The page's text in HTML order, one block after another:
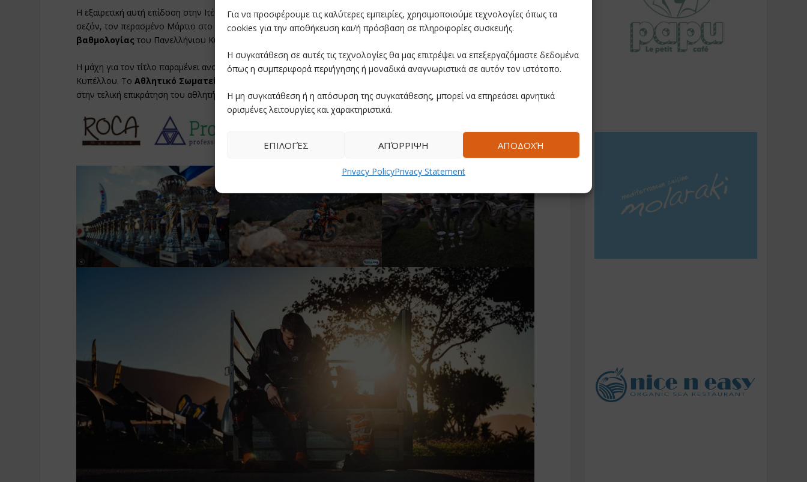
Για να προσφέρουμε τις καλύτερες εμπειρίες, χρησιμοποιούμε τεχνολογίες όπως τα
cookies για την αποθήκευση και/ή πρόσβαση σε πληροφορίες συσκευής.
Η συγκατάθεση σε αυτές τις τεχνολογίες θα μας επιτρέψει να επεξεργαζόμαστε δεδομένα
όπως η συμπεριφορά περιήγησης ή μοναδικά αναγνωριστικά σε αυτόν τον ιστότοπο.
Η μη συγκατάθεση ή η απόσυρση της συγκατάθεσης, μπορεί να επηρεάσει αρνητικά
ορισμένες λειτουργίες και χαρακτηριστικά.
ΑΠΟΔΟΧΉ
ΑΠΌΡΡΙΨΗ
ΕΠΙΛΟΓΈΣ
Privacy PolicyPrivacy Statement
Η εξαιρετική αυτή επίδοση στην Ιτέα, σε συνδυασμό με την 3η θέση που είχε εξασφαλίσει στον πρώτο αγώνα της
σεζόν, τον περασμένο Μάρτιο στο Κρυονέρι, φέρνει πλέον τονΜιχάλη Παπουτσάστηνπρώτη θέση της
βαθμολογίας του Πανελλήνιου Κυπέλλου Trail Ride.
Η μάχη για τον τίτλο παραμένει ανοιχτή, καθώς εκκρεμούν ακόμη δύο αγώνεςγια την ολοκλήρωση του
Κυπέλλου. ΤοΑθλητικό Σωματείο Μοτοσυκλετιστών Μυκόνου
στην τελική επικράτηση του αθλητή του.